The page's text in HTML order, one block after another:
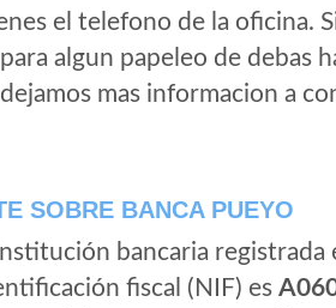
el telefono de la oficina.
algun papeleo de debas
mas informacion a
SOBRE BANCA PUEYO
bancaria registrada
fiscal (NIF) es